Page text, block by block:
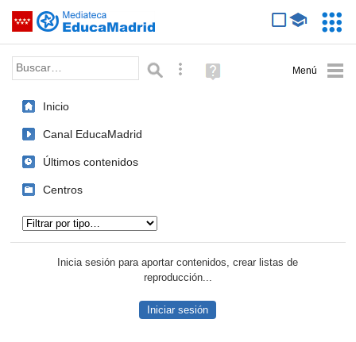
Saltar navegación
Palabra o frase: Búsqueda avanzada
Ayuda
(en
Inicio
Canal EducaMadrid
Últimos contenidos
Centros
Inicia sesión para aportar contenidos, crear listas de
reproducción...
Iniciar sesión